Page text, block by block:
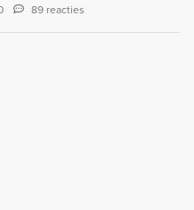
89 reacties